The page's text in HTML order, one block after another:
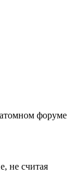
форуме
не считая